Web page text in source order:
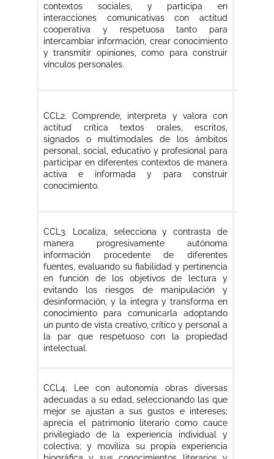
contextos sociales, y participa en
interacciones comunicativas con actitud
cooperativa y respetuosa tanto para
intercambiar información, crear conocimiento
y transmitir opiniones, como para construir
vínculos personales.
CCL2. Comprende, interpreta y valora con
actitud crítica textos orales, escritos,
signados o multimodales de los ámbitos
personal, social, educativo y profesional para
participar en diferentes contextos de manera
activa e informada y para construir
conocimiento.
CCL3. Localiza, selecciona y contrasta de
manera progresivamente autónoma
información procedente de diferentes
fuentes, evaluando su fiabilidad y pertinencia
en función de los objetivos de lectura y
evitando los riesgos de manipulación y
desinformación, y la integra y transforma en
conocimiento para comunicarla adoptando
un punto de vista creativo, crítico y personal a
la par que respetuoso con la propiedad
intelectual.
CCL4. Lee con autonomía obras diversas
adecuadas a su edad, seleccionando las que
mejor se ajustan a sus gustos e intereses;
aprecia el patrimonio literario como cauce
privilegiado de la experiencia individual y
colectiva; y moviliza su propia experiencia